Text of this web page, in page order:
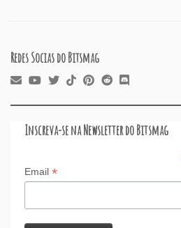
Redes Socias do Bitsmag
Inscreva-se na Newsletter do Bitsmag
Email *